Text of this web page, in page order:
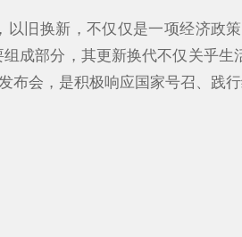
以旧换新，不仅仅是一项经济政
组成部分，其更新换代不仅关乎
，是积极响应国家号召、践行绿